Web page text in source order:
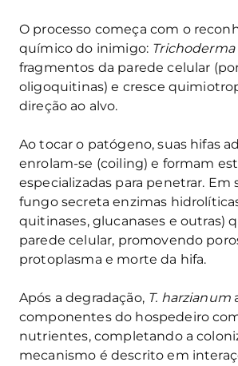
O processo começa com o
químico do inimigo: Trichoderma
fragmentos da parede celular
oligoquitinas) e cresce
direção ao alvo.
Ao tocar o patógeno, suas hifas
enrolam-se (coiling) e formam
especializadas para penetrar. Em
fungo secreta enzimas
quitinases, glucanases e outras)
parede celular, promovendo
protoplasma e morte da hifa.
Após a degradação, T. harzianum
componentes do hospedeiro
nutrientes, completando a
mecanismo é descrito em